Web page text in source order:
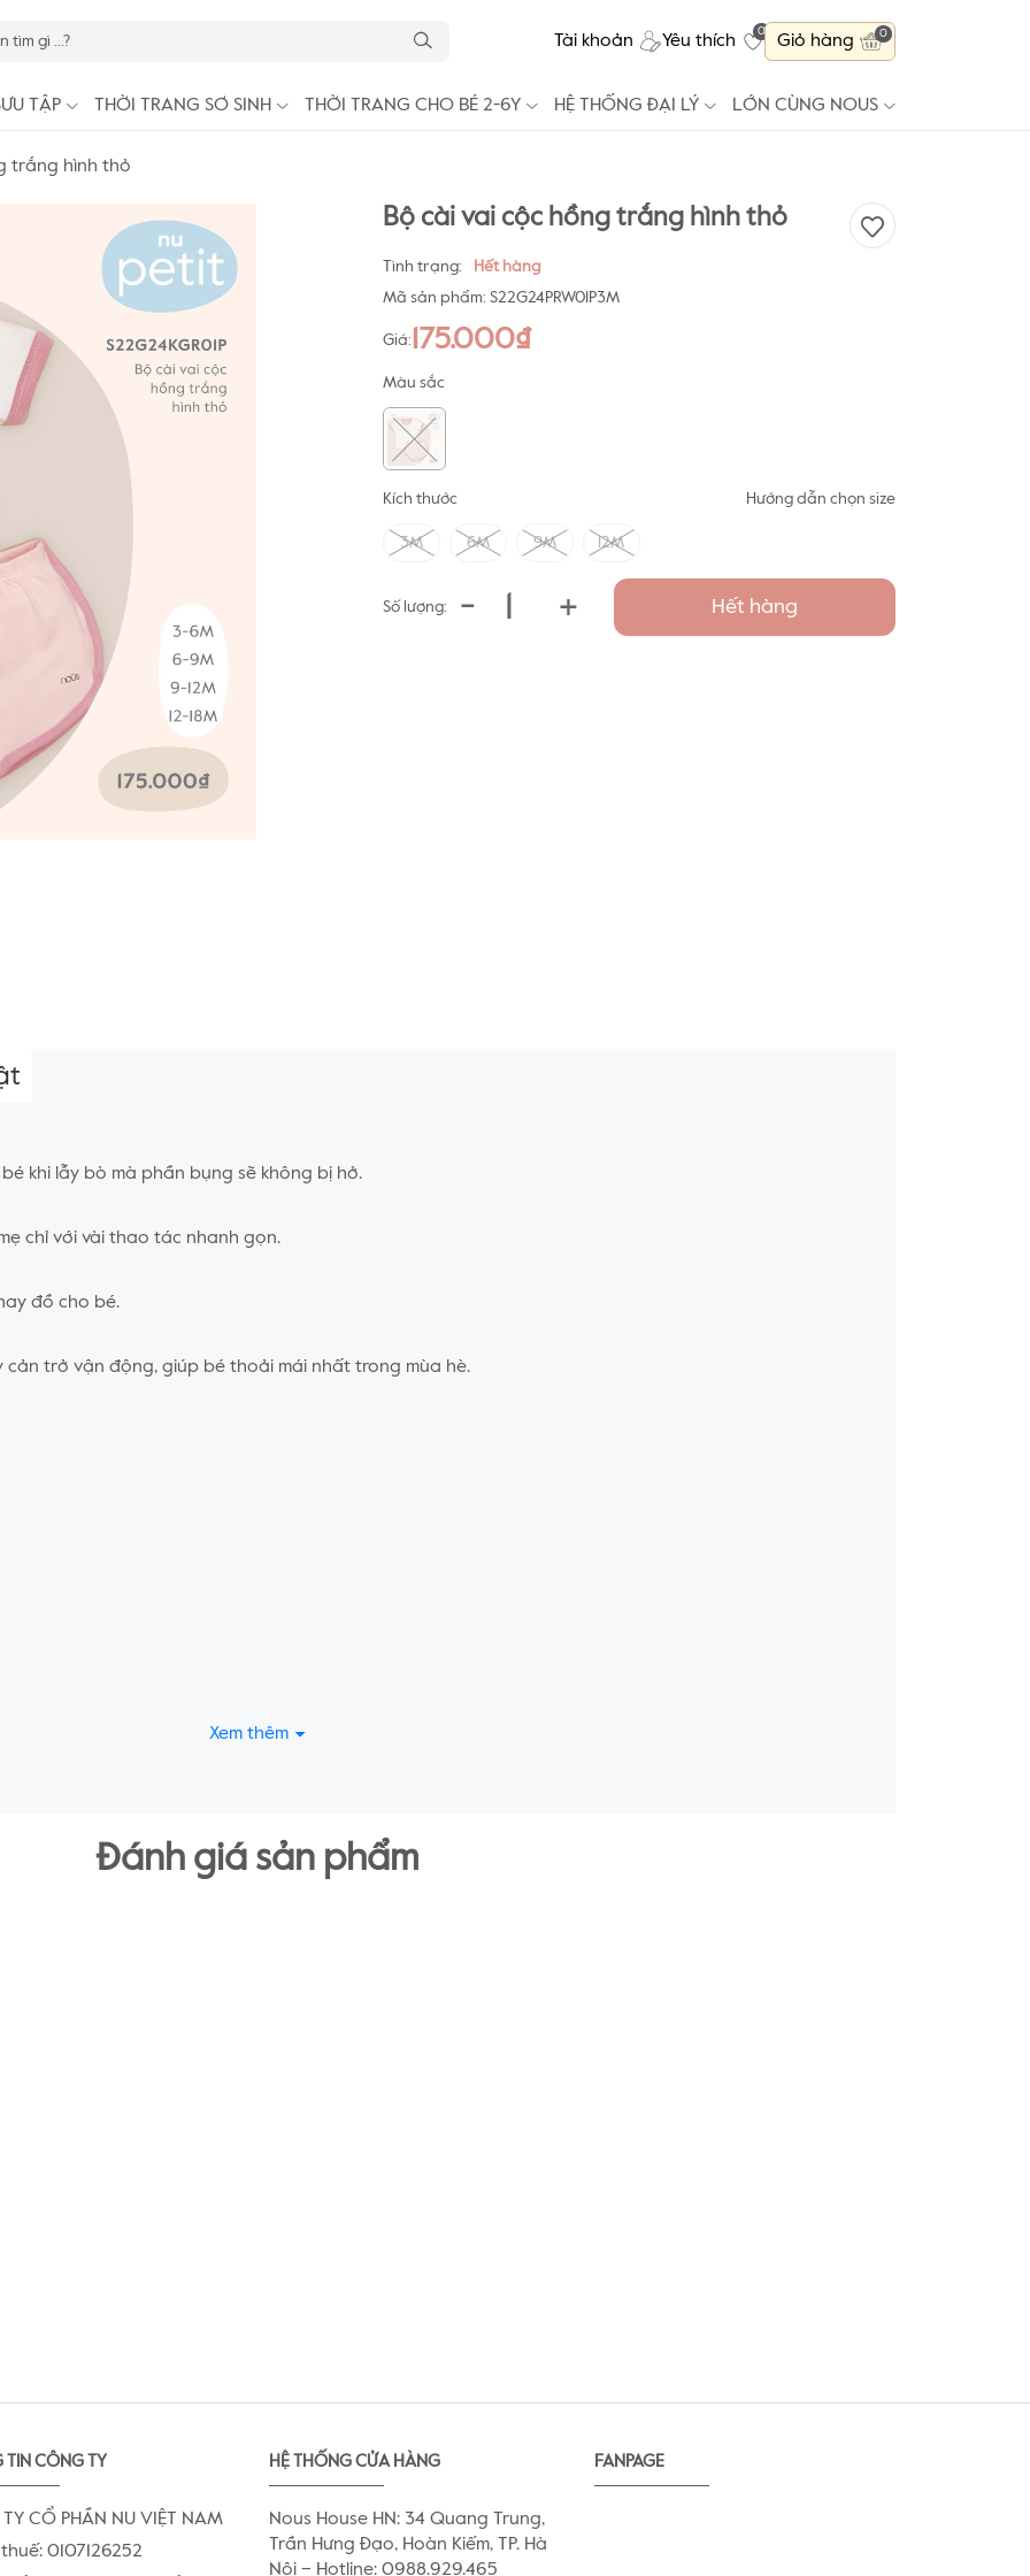
Tài khoản Yêu thích
0
Giỏ hàng 0
TẬP THỜI TRANG SƠ SINH THỜI TRANG CHO BÉ 2-6Y HỆ THỐNG ĐẠI LÝ LỚN CÙNG NOUS
trắng hình thỏ
Bộ cài vai cộc hồng trắng hình thỏ
Tình trạng:
Hết hàng
Mã sản phẩm: S22G24PRW01P3M
Giá: 175.000₫
Màu sắc
Kích thước Hướng dẫn chọn size
3M 6M 9M 12M
Số lượng: - + Hết hàng
khi lẫy bò mà phần bụng sẽ không bị hở.
chỉ với vài thao tác nhanh gọn.
đồ cho bé.
trở vận động, giúp bé thoải mái nhất trong mùa hè.
Xem thêm
Đánh giá sản phẩm
TIN CÔNG TY
CỔ PHẦN NU VIỆT NAM
0107126252
HỆ THỐNG CỬA HÀNG
Nous House HN: 34 Quang Trung,
Trần Hưng Đạo, Hoàn Kiếm, TP. Hà
Nội – Hotline: 0988.929.465
FANPAGE